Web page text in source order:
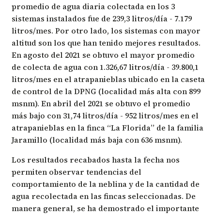
promedio de agua diaria colectada en los 3
sistemas instalados fue de 239,3 litros/día - 7.179
litros/mes. Por otro lado, los sistemas con mayor
altitud son los que han tenido mejores resultados.
En agosto del 2021 se obtuvo el mayor promedio
de colecta de agua con 1.326,67 litros/día - 39.800,1
litros/mes en el atrapanieblas ubicado en la caseta
de control de la DPNG (localidad más alta con 899
msnm). En abril del 2021 se obtuvo el promedio
más bajo con 31,74 litros/día - 952 litros/mes en el
atrapanieblas en la finca “La Florida” de la familia
Jaramillo (localidad más baja con 636 msnm).
Los resultados recabados hasta la fecha nos
permiten observar tendencias del
comportamiento de la neblina y de la cantidad de
agua recolectada en las fincas seleccionadas. De
manera general, se ha demostrado el importante